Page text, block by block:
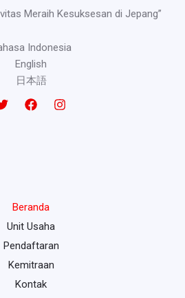
Meraih Kesuksesan di Jepang”
Indonesia
English
日本語
Beranda
Unit Usaha
Pendaftaran
Kemitraan
Kontak